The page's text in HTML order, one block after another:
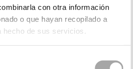
con otra información
o que hayan recopilado a
hecho de sus servicios.